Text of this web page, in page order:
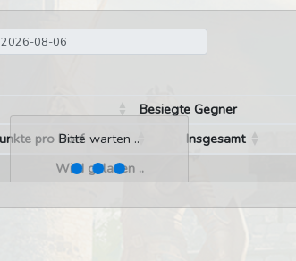
Bitte warten ..
Besiegte Gegner
pro Dorf Insgesamt
Wird geladen ..